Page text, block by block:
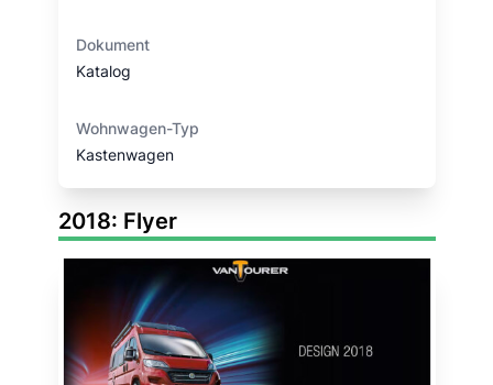
Dokument
Katalog
Wohnwagen-Typ
Kastenwagen
2018: Flyer